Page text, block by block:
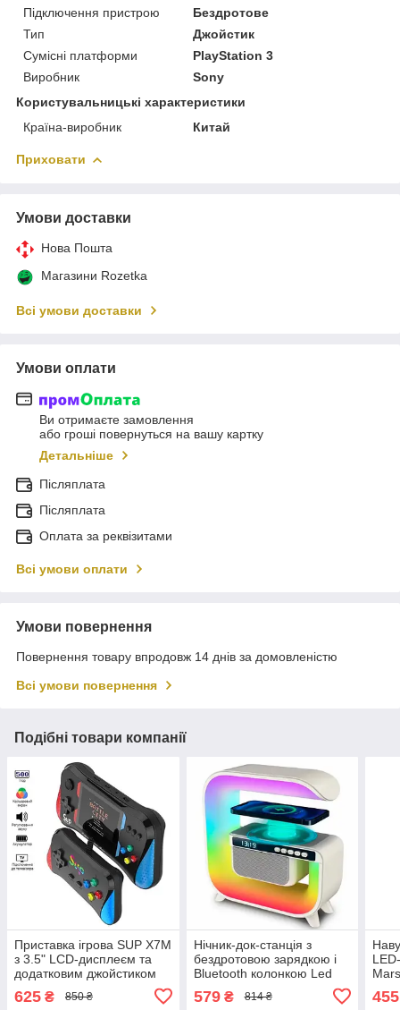
Підключення пристрою
Бездротове
Тип
Джойстик
Сумісні платформи
PlayStation 3
Виробник
Sony
Користувальницькі характеристики
Країна-виробник
Китай
Приховати
Умови доставки
Нова Пошта
Магазини Rozetka
Всі умови доставки
Умови оплати
Ви отримаєте замовлення
або гроші повернуться на вашу картку
Детальніше
Післяплата
Післяплата
Оплата за реквізитами
Всі умови оплати
Умови повернення
Повернення товару впродовж 14 днів за домовленістю
Всі умови повернення
Подібні товари компанії
Приставка ігрова SUP X7M
з 3.5" LCD-дисплеєм та
додатковим джойстиком
на 500 ігор 1200 мАг 8bit
625 ₴ 850 ₴
Нічник-док-станція з
бездротовою зарядкою і
Bluetooth колонкою Led
Wireless Charging Speaker
XM-G3
579₴ 814 ₴ 455